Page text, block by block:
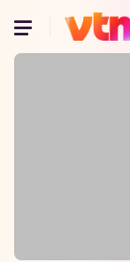
Oeps,